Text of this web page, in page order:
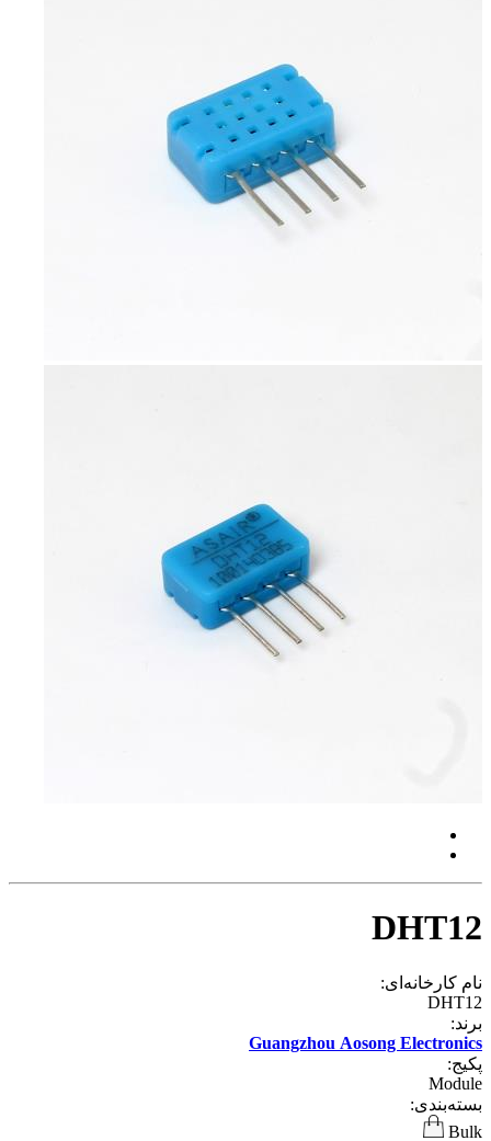
DHT12
نام کارخانه‌ای:
DHT12
برند:
Guangzhou Aosong Electronics
پکیج:
Module
بسته‌بندی:
Bulk